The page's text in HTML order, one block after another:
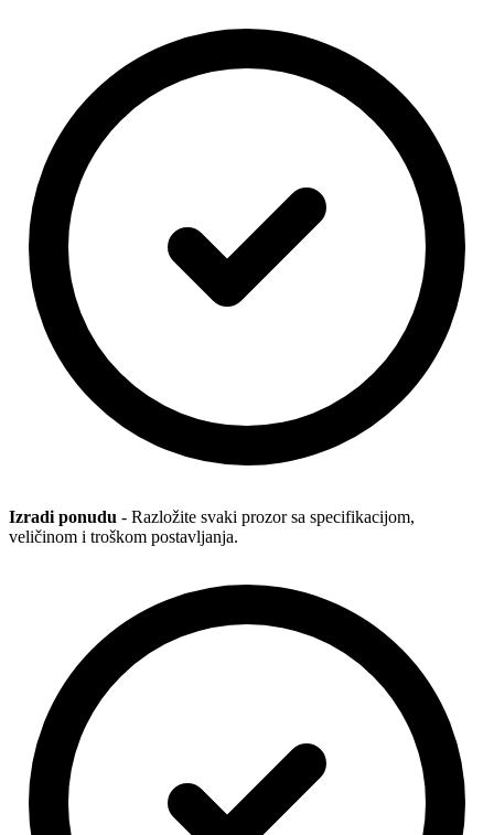
Izradi ponudu - Razložite svaki prozor sa specifikacijom,
veličinom i troškom postavljanja.